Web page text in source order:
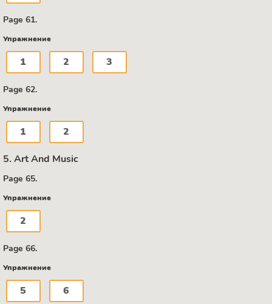
Page 61.
Упражнение
1 2 3
Page 62.
Упражнение
1 2
5. Art And Music
Page 65.
Упражнение
2
Page 66.
Упражнение
5 6